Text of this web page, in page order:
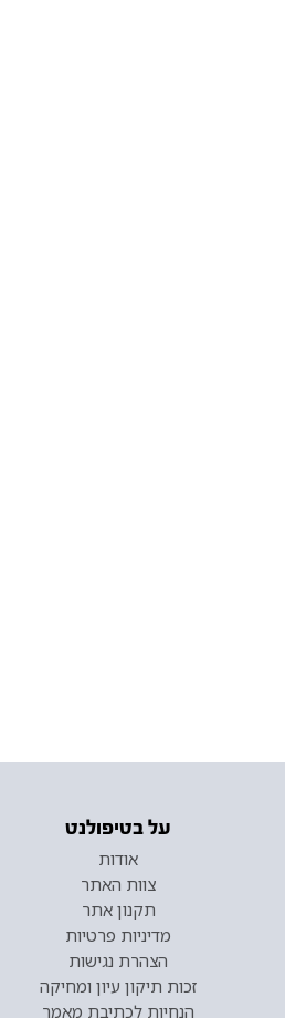
על בטיפולנט
אודות
צוות האתר
תקנון אתר
מדיניות פרטיות
הצהרת נגישות
זכות תיקון עיון ומחיקה
הנחיות לכתיבת מאמר